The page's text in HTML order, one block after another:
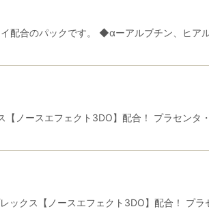
合のパックです。 ◆αーアルブチン、ヒア
ノースエフェクト3DO】配合！ プラセンタ
ックス【ノースエフェクト3DO】配合！ プ